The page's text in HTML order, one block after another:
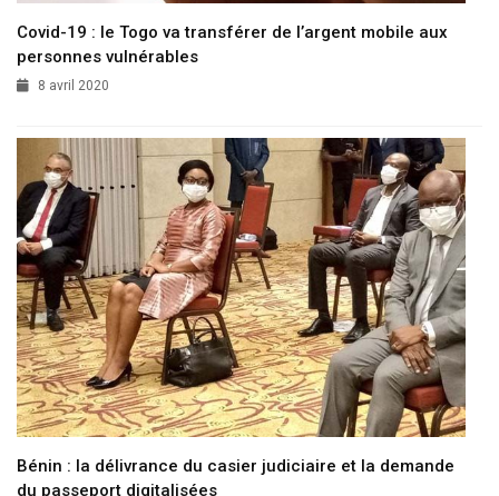
Covid-19 : le Togo va transférer de l’argent mobile aux
personnes vulnérables
8 avril 2020
Bénin : la délivrance du casier judiciaire et la demande
du passeport digitalisées